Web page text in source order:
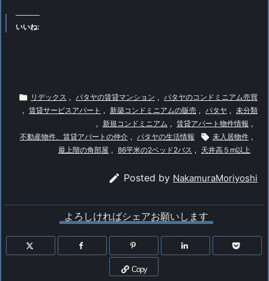
いいね:
 リデックス , パタヤの賃貸マンション ,
パタヤのコンドミニアム売買
, 賃貸サービスアパート , 新築コンドミニアムの販売 , パタヤ , 未分類
, 新規コンドミニアム , 賃貸アパート物件情報 ,
不動産物件、賃貸アパートの仲介 , パタヤの生活情報  未入居物件 ,
最上階の角部屋 , 86平米の2ベッド2バス , 天井高５m以上
 Posted by NakamuraMoriyoshi
よろしければシェアお願いします
Copy